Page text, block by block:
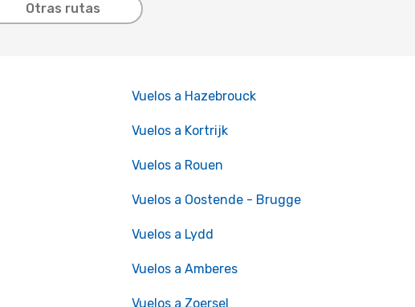
Otras rutas
Vuelos a Hazebrouck
Vuelos a Kortrijk
Vuelos a Rouen
Vuelos a Oostende - Brugge
Vuelos a Lydd
Vuelos a Amberes
Vuelos a Zoersel